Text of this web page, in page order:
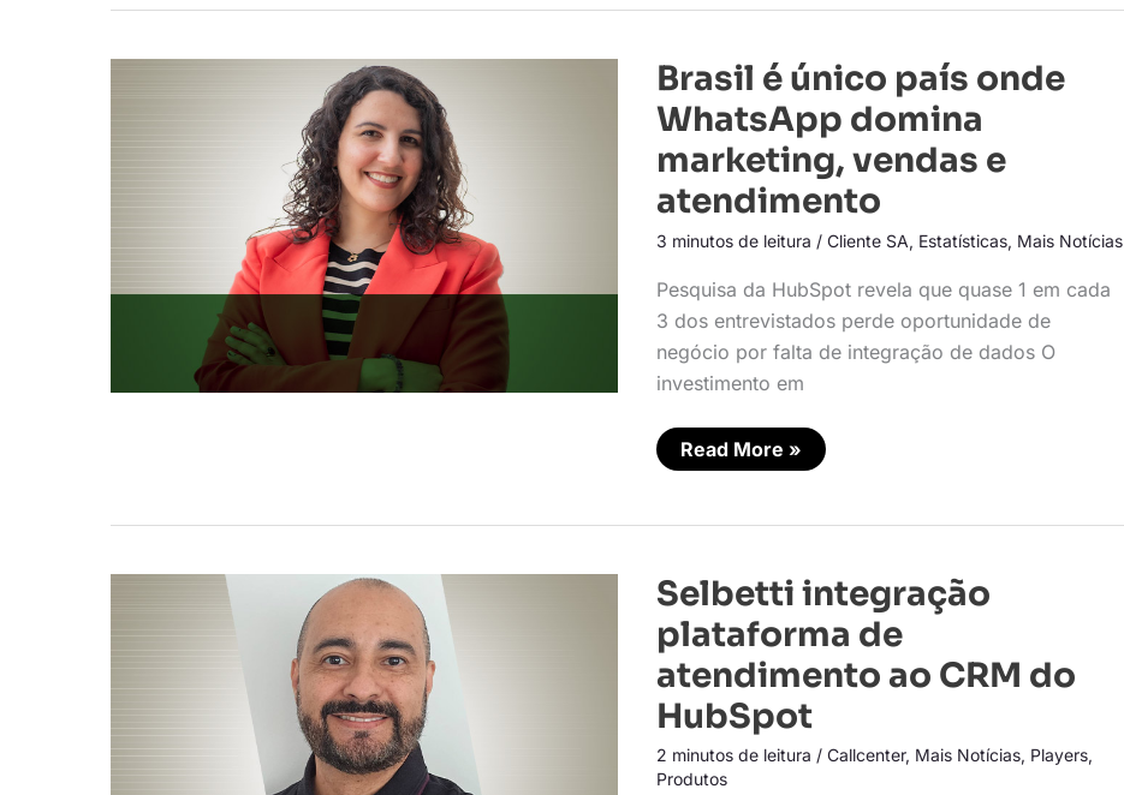
Brasil é único país onde
WhatsApp domina
marketing, vendas e
atendimento
3 minutos de leitura / Cliente SA, Estatísticas, Mais Notícias
Pesquisa da HubSpot revela que quase 1 em cada
3 dos entrevistados perde oportunidade de
negócio por falta de integração de dados O
investimento em
Brasil
é
único
país
WhatsApp
domina
marketing,
vendas
e
Read More »
Selbetti integração
plataforma de
atendimento ao CRM do
HubSpot
2 minutos de leitura / Callcenter, Mais Notícias, Players,
Produtos
Selbetti
integração
plataforma
de
atendimento
ao
CRM
do
HubSpot